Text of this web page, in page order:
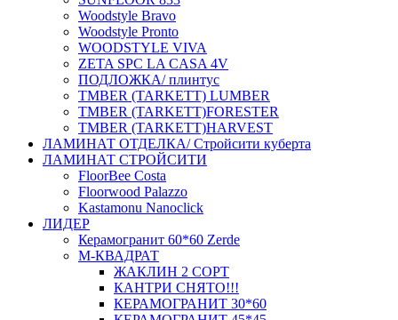
Woodstyle Bravo
Woodstyle Pronto
WOODSTYLE VIVA
ZETA SPC LA CASA 4V
ПОДЛОЖКА/ плинтус
ТMBER (TARKETT) LUMBER
ТMBER (TARKETT)FORESTER
ТMBER (TARKETT)HARVEST
ЛАМИНАТ ОТДЕЛКА/ Стройсити куберта
ЛАМИНАТ СТРОЙСИТИ
FloorBee Costa
Floorwood Palazzo
Kastamonu Nanoclick
ЛИДЕР
Керамогранит 60*60 Zerde
М-КВАДРАТ
ЖАКЛИН 2 СОРТ
КАНТРИ СНЯТО!!!
КЕРАМОГРАНИТ 30*60